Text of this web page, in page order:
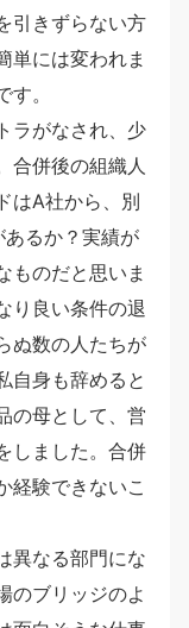
引きずらない方
単には変われま
。
ラがなされ、少
合併後の組織人
はA社から、別
るか？実績が
ものだと思いま
り良い条件の退
ぬ数の人たちが
自身も辞めると
の母として、営
しました。合併
経験できないこ
異なる部門にな
のブリッジのよ